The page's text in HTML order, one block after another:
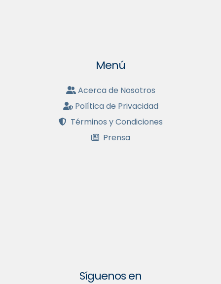
Menú
Acerca de Nosotros
Política de Privacidad
Términos y Condiciones
Prensa
Síguenos en